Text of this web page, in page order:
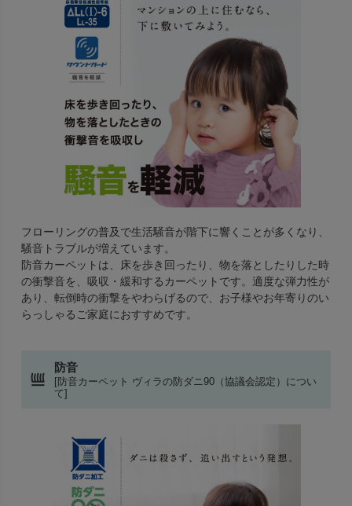
フローリングの普及で生活騒音が階下に響くことが多くなり、
騒音トラブルが増えています。
防音カーペットは、床を歩き回ったり、物を落としたりした時
の衝撃音を、吸収・緩和するカーペットです。適度な弾力性が
あり、転倒時の衝撃をやわらげるので、お子様やお年寄りのい
らっしゃるご家庭におすすめです。
防音
[防音カーペット ヴィラの防ダニ90（協議会認定）につい
て]